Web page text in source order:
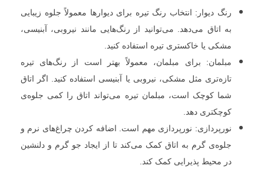
رنگ دیوار: انتخاب رنگ تیره برای دیوارها معمولاً جلوه زیبایی
به اتاق می‌دهد. می‌توانید از رنگ‌هایی مانند نیروبی، آبنیسی،
مشکی یا خاکستری تیره استفاده کنید.
مبلمان: برای مبلمان، معمولاً بهتر است از رنگ‌های تیره
تازه‌تری مثل مشکی، نیروبی یا آبنیسی استفاده کنید. اگر اتاق
شما کوچک است، مبلمان تیره می‌تواند اتاق را کمی جلوه‌ی
کوچکتری دهد.
نورپردازی: نورپردازی مهم است. اضافه کردن چراغ‌های نرم و
جلوه‌ی گرم به اتاق کمک می‌کند تا از ایجاد جو گرم و دلنشین
در محیط پذیرایی کمک کند.